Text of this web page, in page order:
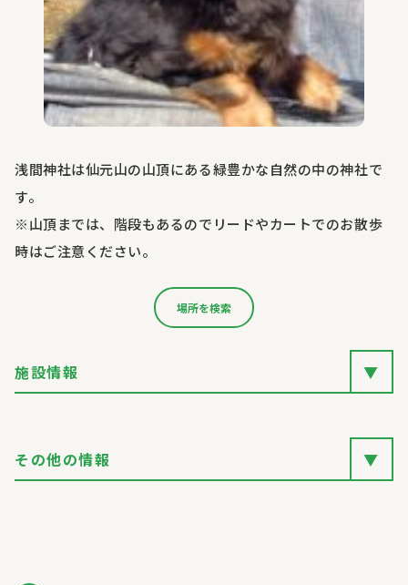
浅間神社は仙元山の山頂にある緑豊かな自然の中の神社で
す。
※山頂までは、階段もあるのでリードやカートでのお散歩
時はご注意ください。
場所を検索
施設情報 ▼
その他の情報 ▼